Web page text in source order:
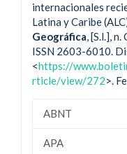
internacionales
Latina y Caribe
Geográfica, [S.l.],
ISSN 2603-6010.
<https://
rticle/view/272>.
ABNT
APA